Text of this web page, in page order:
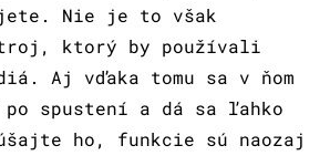
Nie je to však
ktorý by používali
Aj vďaka tomu sa v ňom
po spustení a dá sa ľahko
ho, funkcie sú naozaj